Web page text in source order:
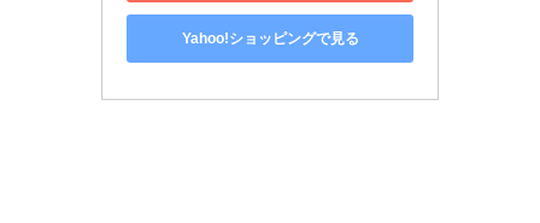
Yahoo!ショッピングで見る